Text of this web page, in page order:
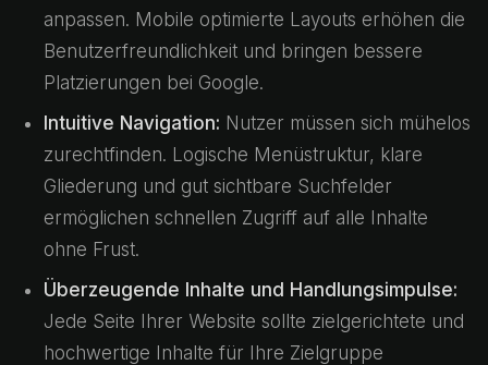
anpassen. Mobile optimierte Layouts erhöhen die
Benutzerfreundlichkeit und bringen bessere
Platzierungen bei Google.
Intuitive Navigation: Nutzer müssen sich mühelos
zurechtfinden. Logische Menüstruktur, klare
Gliederung und gut sichtbare Suchfelder
ermöglichen schnellen Zugriff auf alle Inhalte
ohne Frust.
Überzeugende Inhalte und Handlungsimpulse:
Jede Seite Ihrer Website sollte zielgerichtete und
hochwertige Inhalte für Ihre Zielgruppe